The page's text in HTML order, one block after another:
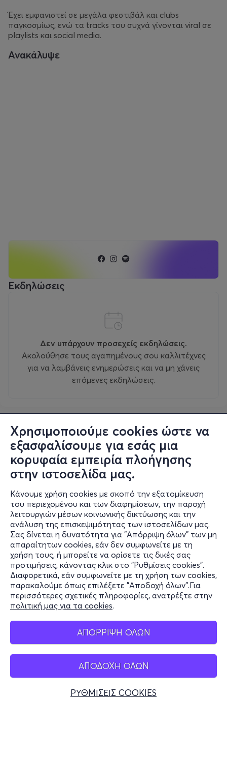
Χρησιμοποιούμε cookies ώστε να
εξασφαλίσουμε για εσάς μια
κορυφαία εμπειρία πλοήγησης
στην ιστοσελίδα μας.
Κάνουμε χρήση cookies με σκοπό την εξατομίκευση
του περιεχομένου και των διαφημίσεων, την παροχή
λειτουργιών μέσων κοινωνικής δικτύωσης και την
ανάλυση της επισκεψιμότητας των ιστοσελίδων μας.
Σας δίνεται η δυνατότητα για "Απόρριψη όλων" των μη
απαραίτητων cookies, εάν δεν συμφωνείτε με τη
χρήση τους, ή μπορείτε να ορίσετε τις δικές σας
προτιμήσεις, κάνοντας κλικ στο "Ρυθμίσεις cookies".
Διαφορετικά, εάν συμφωνείτε με τη χρήση των cookies,
παρακαλούμε όπως επιλέξετε "Αποδοχή όλων".Για
περισσότερες σχετικές πληροφορίες, ανατρέξτε στην
πολιτική μας για τα cookies.
ΑΠΟΡΡΙΨΗ ΟΛΩΝ
ΑΠΟΔΟΧΗ ΟΛΩΝ
ΡΥΘΜΙΣΕΙΣ COOKIES
Έχει εμφανιστεί σε μεγάλα φεστιβάλ και clubs
παγκοσμίως, ενώ τα tracks του συχνά γίνονται viral σε
playlists και social media.
Ανακάλυψε
Εκδηλώσεις
Δεν υπάρχουν προσεχείς εκδηλώσεις.
Ακολούθησε τους αγαπημένους σου καλλιτέχνες
για να λαμβάνεις ενημερώσεις και να μη χάνεις
επόμενες εκδηλώσεις.
Πληροφορίες
Υποστήριξη
Stay Connected
Mobile app